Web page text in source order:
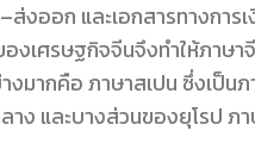
งออก และเอกสารทางกา
งเศรษฐกิจจีนจึงทำให้ภาษ
มากคือ ภาษาสเปน ซึ่งเป็นภ
ลาง และบางส่วนของยุโรป